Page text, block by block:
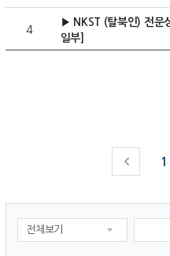
4
▶ NKST (탈북인) 전문
일부]
이전 1
전체보기